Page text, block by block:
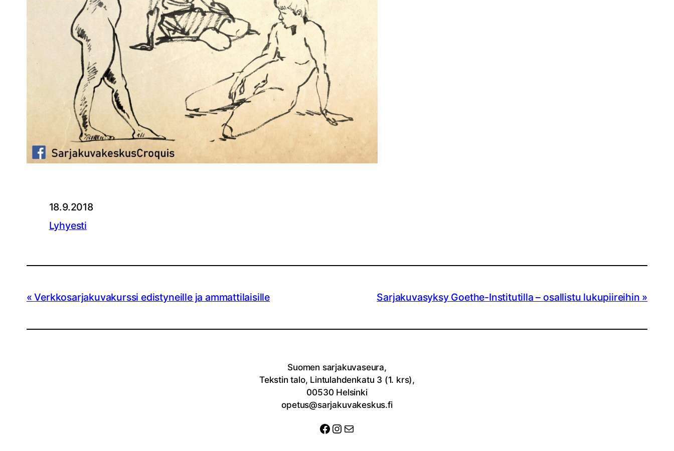
18.9.2018
Lyhyesti
Verkkosarjakuvakurssi edistyneille ja ammattilaisille Sarjakuvasyksy Goethe-Institutilla – osallistu lukupiireihin
Suomen sarjakuvaseura,
Tekstin talo, Lintulahdenkatu 3 (1. krs),
00530 Helsinki
opetus@sarjakuvakeskus.fi
Facebook
Instagram
Sähköposti